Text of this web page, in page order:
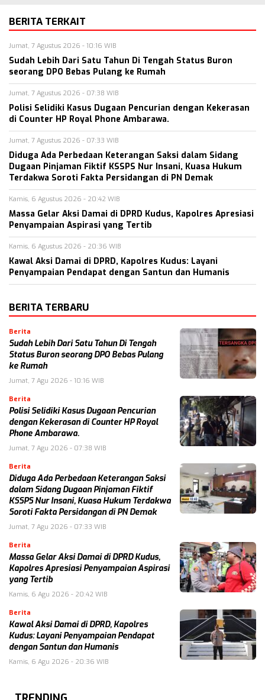
BERITA TERKAIT
Jumat, 7 Agustus 2026 - 10:16 WIB
Sudah Lebih Dari Satu Tahun Di Tengah Status Buron
seorang DPO Bebas Pulang ke Rumah
Jumat, 7 Agustus 2026 - 07:38 WIB
Polisi Selidiki Kasus Dugaan Pencurian dengan Kekerasan
di Counter HP Royal Phone Ambarawa.
Jumat, 7 Agustus 2026 - 07:33 WIB
Diduga Ada Perbedaan Keterangan Saksi dalam Sidang
Dugaan Pinjaman Fiktif KSSPS Nur Insani, Kuasa Hukum
Terdakwa Soroti Fakta Persidangan di PN Demak
Kamis, 6 Agustus 2026 - 20:42 WIB
Massa Gelar Aksi Damai di DPRD Kudus, Kapolres Apresiasi
Penyampaian Aspirasi yang Tertib
Kamis, 6 Agustus 2026 - 20:36 WIB
Kawal Aksi Damai di DPRD, Kapolres Kudus: Layani
Penyampaian Pendapat dengan Santun dan Humanis
BERITA TERBARU
Berita
Sudah Lebih Dari Satu Tahun Di Tengah
Status Buron seorang DPO Bebas Pulang
ke Rumah
Jumat, 7 Agu 2026 - 10:16 WIB
Berita
Polisi Selidiki Kasus Dugaan Pencurian
dengan Kekerasan di Counter HP Royal
Phone Ambarawa.
Jumat, 7 Agu 2026 - 07:38 WIB
Berita
Diduga Ada Perbedaan Keterangan Saksi
dalam Sidang Dugaan Pinjaman Fiktif
KSSPS Nur Insani, Kuasa Hukum Terdakwa
Soroti Fakta Persidangan di PN Demak
Jumat, 7 Agu 2026 - 07:33 WIB
Berita
Massa Gelar Aksi Damai di DPRD Kudus,
Kapolres Apresiasi Penyampaian Aspirasi
yang Tertib
Kamis, 6 Agu 2026 - 20:42 WIB
Berita
Kawal Aksi Damai di DPRD, Kapolres
Kudus: Layani Penyampaian Pendapat
dengan Santun dan Humanis
Kamis, 6 Agu 2026 - 20:36 WIB